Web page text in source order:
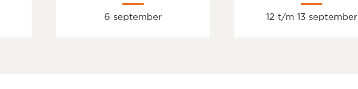
6 september 12 t/m 13 september